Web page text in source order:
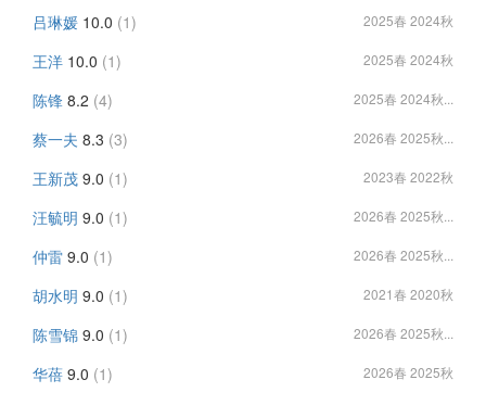
吕琳媛 10.0 (1) 2025春 2024秋
王洋 10.0 (1) 2025春 2024秋
陈锋 8.2 (4) 2025春 2024秋...
蔡一夫 8.3 (3) 2026春 2025秋...
王新茂 9.0 (1) 2023春 2022秋
汪毓明 9.0 (1) 2026春 2025秋...
仲雷 9.0 (1) 2026春 2025秋...
胡水明 9.0 (1) 2021春 2020秋
陈雪锦 9.0 (1) 2026春 2025秋...
华蓓 9.0 (1) 2026春 2025秋